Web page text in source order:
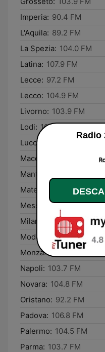
Imperia: 90.4 FM
L'Aquila: 89.2 FM
La Spezia: 104.0 FM
Latina: 107.9 FM
Lecce: 97.2 FM
Lecco: 104.9 FM
Livorno: 103.9 FM
Lodi: 104.8 FM
Lucca:
Macerata:
Mantova:
Matera:
101.8 FM
Messina: 91.1 FM
Milano:
104.8 FM
Modena:
106.8 FM
Monza: 104.8 FM
Napoli: 103.7 FM
Novara: 104.8 FM
Oristano: 92.2 FM
Padova: 106.8 FM
Palermo: 104.5 FM
Parma: 103.7 FM
Radio